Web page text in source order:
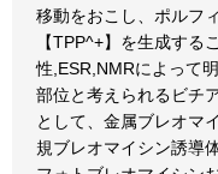
移動をおこし、ポルフ
【TPP^+】を生成する
性,ESR,NMRによって
部位と考えられるビチ
として、金属ブレオマ
規ブレオマイシン誘導